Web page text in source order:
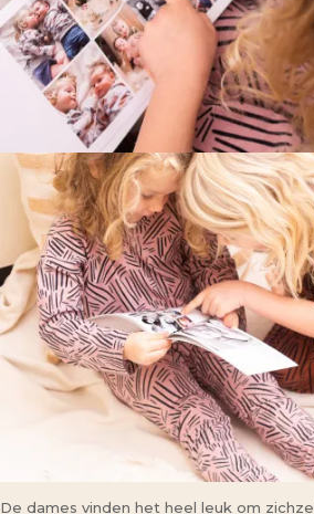
De dames vinden het heel leuk om